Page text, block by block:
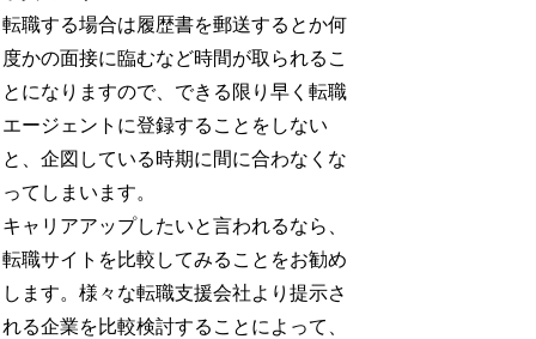
転職する場合は履歴書を郵送するとか何
度かの面接に臨むなど時間が取られるこ
とになりますので、できる限り早く転職
エージェントに登録することをしない
と、企図している時期に間に合わなくな
ってしまいます。
キャリアアップしたいと言われるなら、
転職サイトを比較してみることをお勧め
します。様々な転職支援会社より提示さ
れる企業を比較検討することによって、